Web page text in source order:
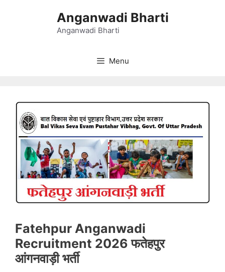
Anganwadi Bharti
Anganwadi Bharti
Menu
Fatehpur Anganwadi
Recruitment 2026 फतेहपुर
आंगनवाड़ी भर्ती